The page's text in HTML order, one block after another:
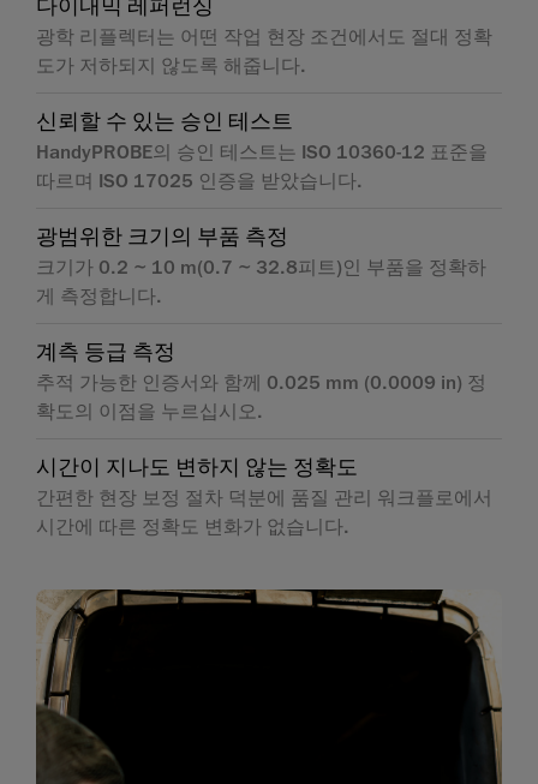
다이내믹 레퍼런싱
광학 리플렉터는 어떤 작업 현장 조건에서도 절대 정확
도가 저하되지 않도록 해줍니다.
신뢰할 수 있는 승인 테스트
HandyPROBE의 승인 테스트는 ISO 10360-12 표준을
따르며 ISO 17025 인증을 받았습니다.
광범위한 크기의 부품 측정
크기가 0.2 ~ 10 m(0.7 ~ 32.8피트)인 부품을 정확하
게 측정합니다.
계측 등급 측정
추적 가능한 인증서와 함께 0.025 mm (0.0009 in) 정
확도의 이점을 누르십시오.
시간이 지나도 변하지 않는 정확도
간편한 현장 보정 절차 덕분에 품질 관리 워크플로에서
시간에 따른 정확도 변화가 없습니다.